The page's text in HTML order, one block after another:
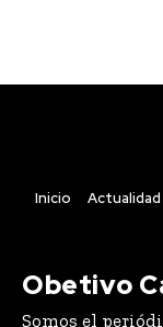
Inicio Actualidad
Obetivo
Somos el